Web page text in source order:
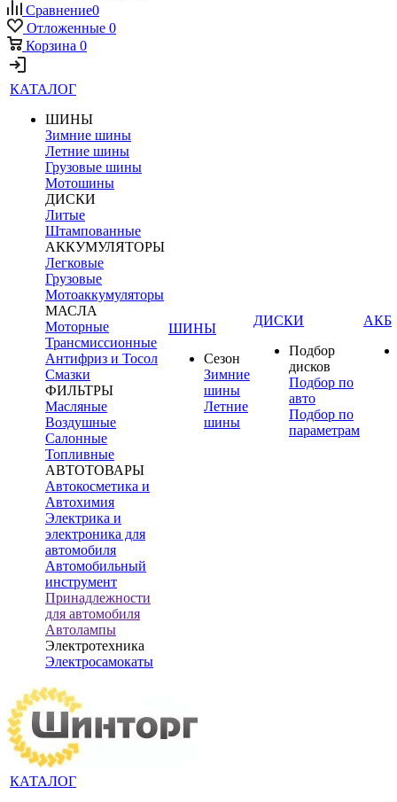
Сравнение0
Отложенные 0
Корзина 0
КАТАЛОГ
ШИНЫ
Зимние шины
Летние шины
Грузовые шины
Мотошины
ДИСКИ
Литые
Штампованные
АККУМУЛЯТОРЫ
Легковые
Грузовые
Мотоаккумуляторы
МАСЛА
Моторные
Трансмиссионные
Антифриз и Тосол
Смазки
ФИЛЬТРЫ
Масляные
Воздушные
Салонные
Топливные
АВТОТОВАРЫ
Автокосметика и
Автохимия
Электрика и
электроника для
автомобиля
Автомобильный
инструмент
Принадлежности
для автомобиля
Автолампы
Электротехника
Электросамокаты
ШИНЫ
Сезон
Зимние
шины
Летние
шины
ДИСКИ
Подбор
дисков
Подбор по
авто
Подбор по
параметрам
АКБ
КАТАЛОГ